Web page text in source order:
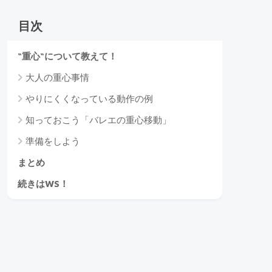
目次
“重心“について教えて！
大人の重心事情
やりにくくなっている動作の例
知っておこう「バレエの重心移動」
準備をしよう
まとめ
続きはWS！